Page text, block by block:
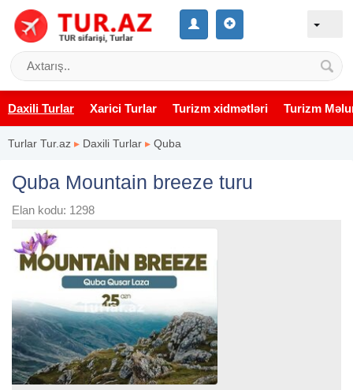
Daxili Turlar Xarici Turlar Turizm xidmətləri Turizm
Turlar Tur.az ▸ Daxili Turlar ▸ Quba
Quba Mountain breeze turu
Elan kodu: 1298